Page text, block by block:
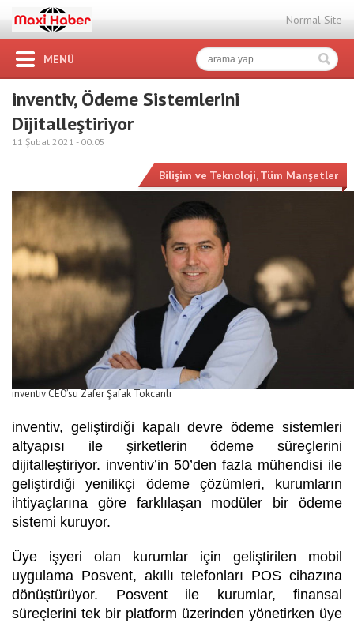
Normal Site
MENÜ
inventiv, Ödeme Sistemlerini
Dijitalleştiriyor
11 Şubat 2021 - 00:05
Bilişim ve Teknoloji,Tüm Manşetler
inventiv CEO’su Zafer Şafak Tokcanlı
inventiv, geliştirdiği kapalı devre ödeme sistemleri
altyapısı ile şirketlerin ödeme süreçlerini
dijitalleştiriyor. inventiv’in 50’den fazla mühendisi ile
geliştirdiği yenilikçi ödeme çözümleri, kurumların
ihtiyaçlarına göre farklılaşan modüler bir ödeme
sistemi kuruyor.
Üye işyeri olan kurumlar için geliştirilen mobil
uygulama Posvent, akıllı telefonları POS cihazına
dönüştürüyor. Posvent ile kurumlar, finansal
süreçlerini tek bir platform üzerinden yönetirken üye